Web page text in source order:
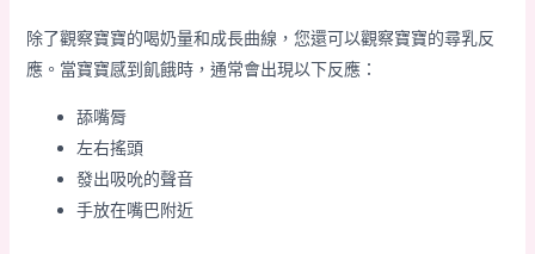
除了觀察寶寶的喝奶量和成長曲線，您還可以觀察寶寶的尋乳反
應。當寶寶感到飢餓時，通常會出現以下反應：
舔嘴脣
左右搖頭
發出吸吮的聲音
手放在嘴巴附近